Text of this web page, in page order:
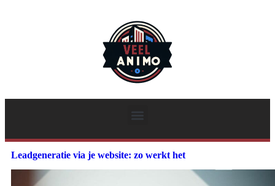
Leadgeneratie via je website: zo werkt het